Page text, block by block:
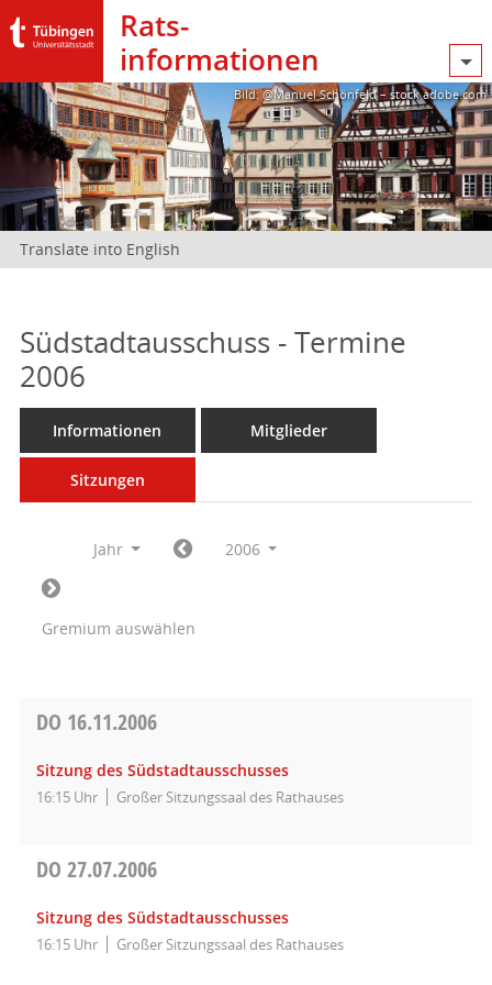
Rats­
informationen
Bild: @Manuel Schönfeld – stock.adobe.com
Translate into English
Südstadtausschuss - Termine
2006
Informationen Mitglieder
Sitzungen
Jahr 2006
Gremium auswählen
DO 16.11.2006
Sitzung des Südstadtausschusses
16:15 Uhr Großer Sitzungssaal des Rathauses
DO 27.07.2006
Sitzung des Südstadtausschusses
16:15 Uhr Großer Sitzungssaal des Rathauses